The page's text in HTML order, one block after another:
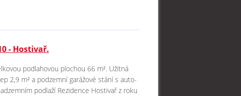
- Hostivař.
podlahovou plochou 66 m². Užitná
2,9 m² a podzemní garážové stání s auto-
podlaží Rezidence Hostivař z roku